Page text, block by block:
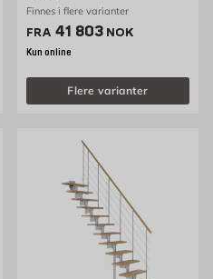
Finnes i flere varianter
FRA Pris 41803 NOK /stk
41 803 NOK
Kun online
Flere varianter